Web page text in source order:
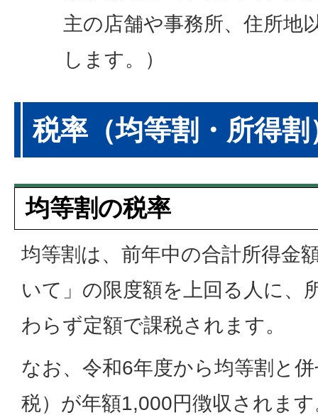
主の店舗や事務所、住所地
します。）
税率（均等割・所得割
均等割の税率
均等割は、前年中の合計所得金
いて」の限度額を上回る人に、
わらず定額で課税されます。
なお、令和6年度から均等割と
税）が年額1,000円徴収されま